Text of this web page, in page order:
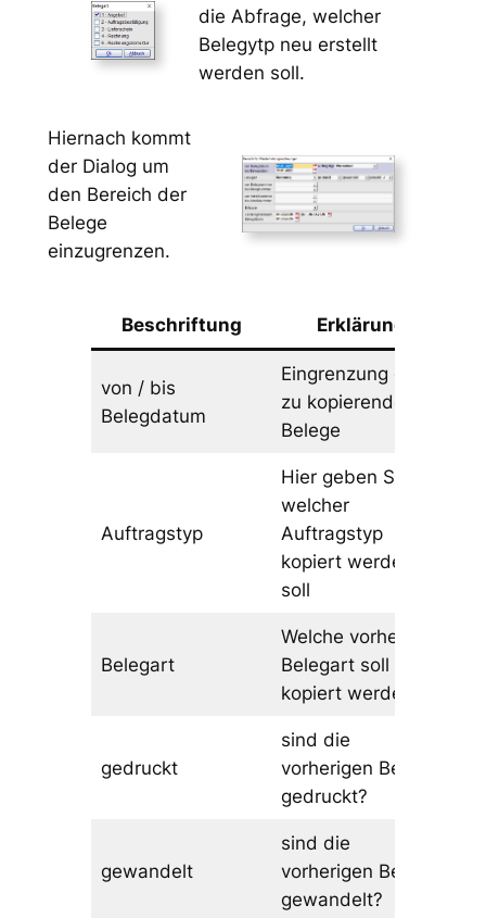
die Abfrage, welcher
Belegytp neu erstellt
werden soll.
Hiernach kommt
der Dialog um
den Bereich der
Belege
einzugrenzen.
Beschriftung Erklärung
von / bis
Belegdatum
Eingrenzung der
zu kopierenden
Belege
Auftragstyp
Hier geben Sie an
welcher
Auftragstyp
kopiert werden
soll
Belegart
Welche vorherig
Belegart soll
kopiert werden?
gedruckt
sind die
vorherigen Belege
gedruckt?
gewandelt
sind die
vorherigen Belege
gewandelt?